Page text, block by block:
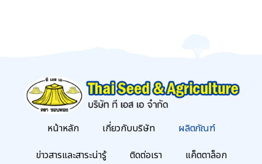
หน้าหลัก เกี่ยวกับบริษัท
ผลิตภัณฑ์
ข่าวสารและสาระน่ารู้
ติดต่อเรา
แค็ตตาล็อก